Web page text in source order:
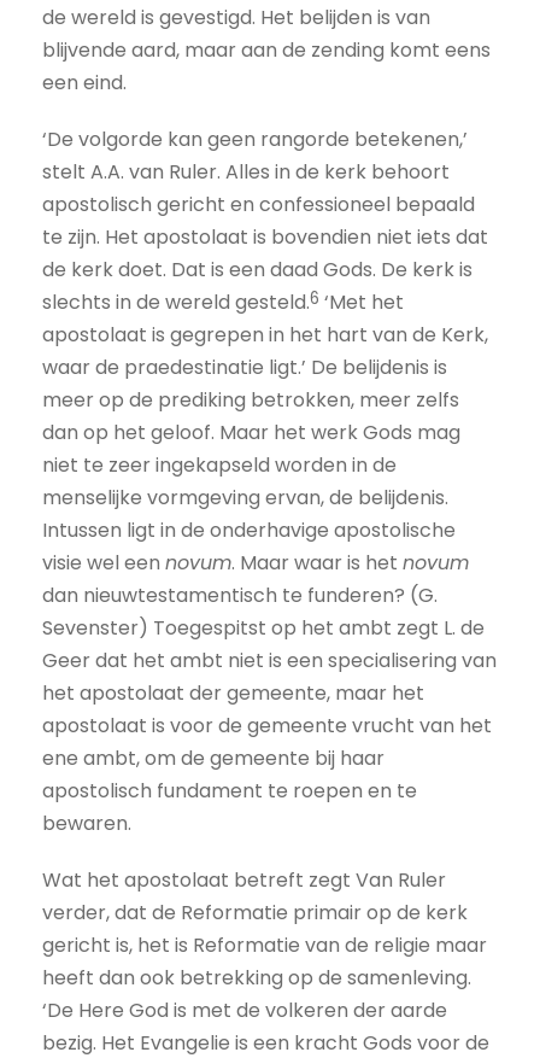
de wereld is gevestigd. Het belijden is van
blijvende aard, maar aan de zending komt eens
een eind.
‘De volgorde kan geen rangorde betekenen,’
stelt A.A. van Ruler. Alles in de kerk behoort
apostolisch gericht en confessioneel bepaald
te zijn. Het apostolaat is bovendien niet iets dat
de kerk doet. Dat is een daad Gods. De kerk is
slechts in de wereld gesteld.6 ‘Met het
apostolaat is gegrepen in het hart van de Kerk,
waar de praedestinatie ligt.’ De belijdenis is
meer op de prediking betrokken, meer zelfs
dan op het geloof. Maar het werk Gods mag
niet te zeer ingekapseld worden in de
menselijke vormgeving ervan, de belijdenis.
Intussen ligt in de onderhavige apostolische
visie wel een novum. Maar waar is het novum
dan nieuwtestamentisch te funderen? (G.
Sevenster) Toegespitst op het ambt zegt L. de
Geer dat het ambt niet is een specialisering van
het apostolaat der gemeente, maar het
apostolaat is voor de gemeente vrucht van het
ene ambt, om de gemeente bij haar
apostolisch fundament te roepen en te
bewaren.
Wat het apostolaat betreft zegt Van Ruler
verder, dat de Reformatie primair op de kerk
gericht is, het is Reformatie van de religie maar
heeft dan ook betrekking op de samenleving.
‘De Here God is met de volkeren der aarde
bezig. Het Evangelie is een kracht Gods voor de